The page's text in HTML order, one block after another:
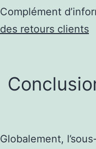
Complément
des retours clients
Globalement,